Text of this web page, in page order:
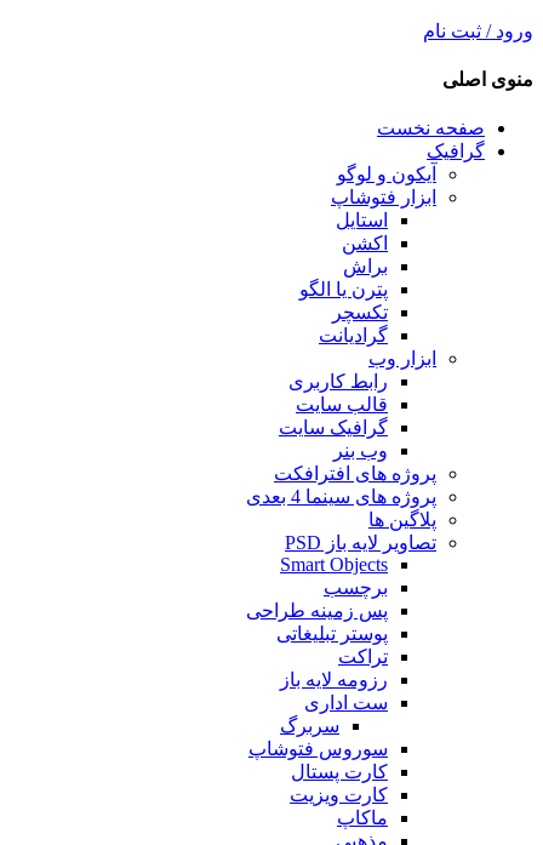
ورود / ثبت نام
منوی اصلی
صفحه نخست
گرافیک
آیکون و لوگو
ابزار فتوشاپ
استایل
اکشن
براش
پترن یا الگو
تکسچر
گرادیانت
ابزار وب
رابط کاربری
قالب سایت
گرافیک سایت
وب بنر
پروژه های افترافکت
پروژه های سینما 4 بعدی
پلاگین ها
تصاویر لایه باز PSD
Smart Objects
برچسب
پس زمینه طراحی
پوستر تبلیغاتی
تراکت
رزومه لایه باز
ست اداری
سربرگ
سوروس فتوشاپ
کارت پستال
کارت ویزیت
ماکاپ